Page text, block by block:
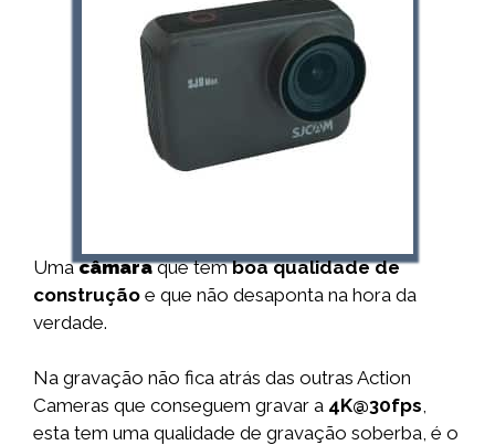
Umacâmaraque temboa qualidade de
construção e que não desaponta na hora da
verdade.
Na gravação não fica atrás das outras Action
Cameras que conseguem gravar a 4K@30fps,
esta tem uma qualidade de gravação soberba, é o